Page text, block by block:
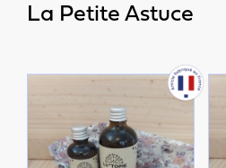
La Petite Astuce